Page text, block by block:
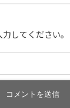
してください。